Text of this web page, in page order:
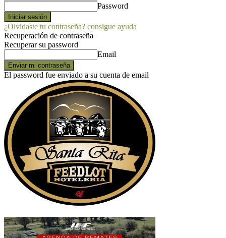
Password
¿Olvidaste tu contraseña? consigue ayuda
Recuperación de contraseña
Recuperar su password
Email
El password fue enviado a su cuenta de email